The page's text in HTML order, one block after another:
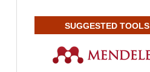
SUGGESTED TOOLS